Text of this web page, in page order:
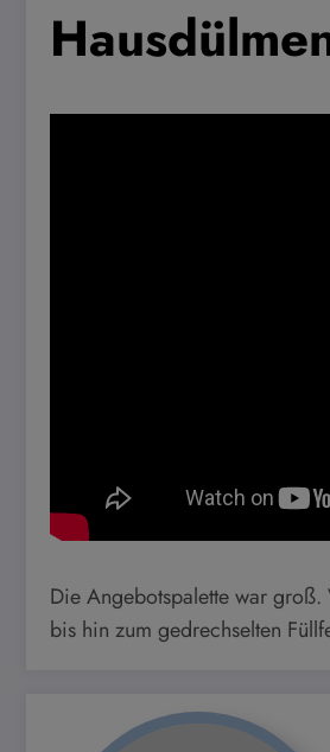
Die Angebotspalette war
bis hin zum gedrechselten